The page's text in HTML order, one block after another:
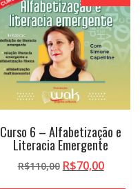
Curso 6 – Alfabetização e
Literacia Emergente
R$110,00 O
R$70,00O